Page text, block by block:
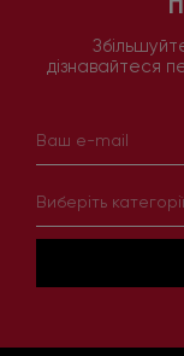
дізнавайтеся
Виберіть категорії